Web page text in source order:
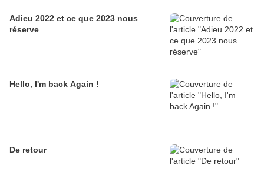
Adieu 2022 et ce que 2023 nous
réserve
Hello, I'm back Again !
De retour